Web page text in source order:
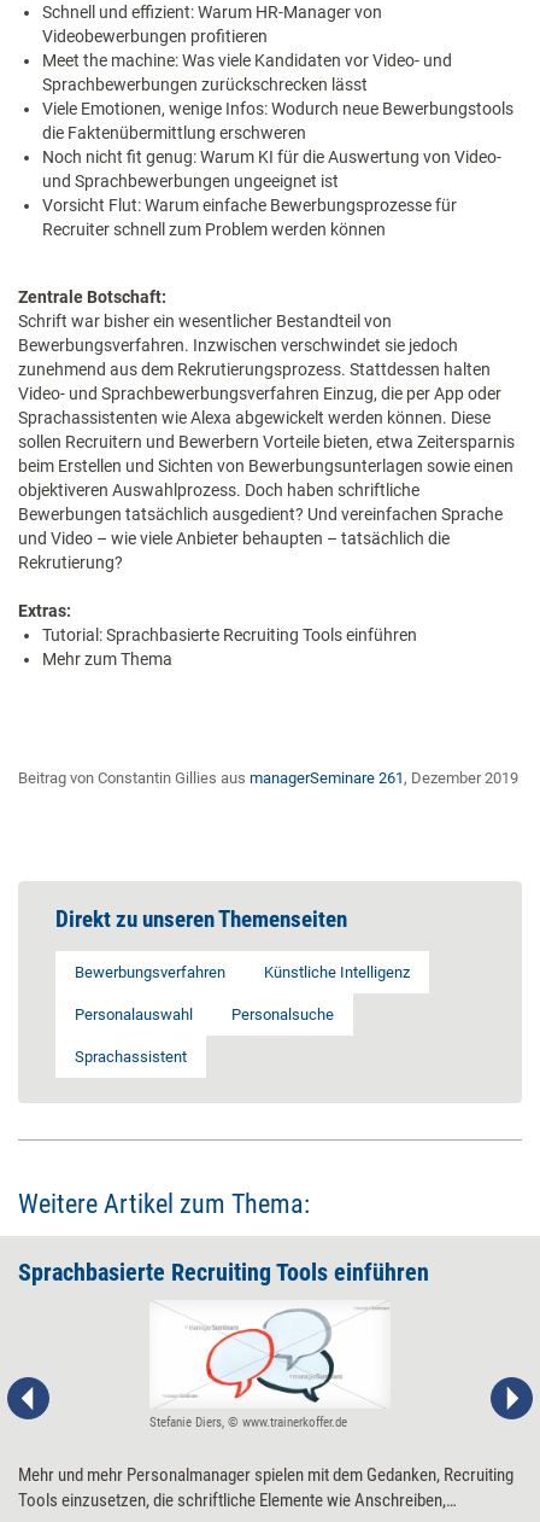
Schnell und effizient: Warum HR-Manager von
Videobewerbungen profitieren
Meet the machine: Was viele Kandidaten vor Video- und
Sprachbewerbungen zurückschrecken lässt
Viele Emotionen, wenige Infos: Wodurch neue Bewerbungstools
die Faktenübermittlung erschweren
Noch nicht fit genug: Warum KI für die Auswertung von Video-
und Sprachbewerbungen ungeeignet ist
Vorsicht Flut: Warum einfache Bewerbungsprozesse für
Recruiter schnell zum Problem werden können
Zentrale Botschaft:
​Schrift war bisher ein wesentlicher Bestandteil von
Bewerbungsverfahren. Inzwischen verschwindet sie jedoch
zunehmend aus dem Rekrutierungsprozess. Stattdessen halten
Video- und Sprachbewerbungsverfahren Einzug, die per App oder
Sprachassistenten wie Alexa abgewickelt werden können. Diese
sollen Recruitern und Bewerbern Vorteile bieten, etwa Zeitersparnis
beim Erstellen und Sichten von Bewerbungsunterlagen sowie einen
objektiveren Auswahlprozess. Doch haben schriftliche
Bewerbungen tatsächlich ausgedient? Und vereinfachen Sprache
und Video – wie viele Anbieter behaupten – tatsächlich die
Rekrutierung?
Extras:
Tutorial: Sprachbasierte Recruiting Tools einführen
Mehr zum Thema
Beitrag von Constantin Gillies aus managerSeminare 261, Dezember 2019
Direkt zu unseren Themenseiten
Bewerbungsverfahren Künstliche Intelligenz
Personalauswahl Personalsuche
Sprachassistent
Weitere Artikel zum Thema:
Sprachbasierte Recruiting Tools einführen
Stefanie Diers, © www.trainerkoffer.de
Mehr und mehr Personalmanager spielen mit dem Gedanken, Recruiting
Tools einzusetzen, die schriftliche Elemente wie Anschreiben,